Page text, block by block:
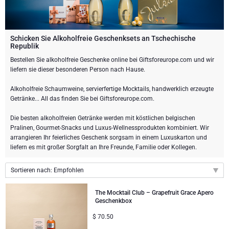
Exklusive Champagner-Geschenke
Schicken Sie eine Flasche Champagner
Merk
Dom Perignon Champagner
Moet & Chandon Champagner
Pommery Champagner
Veuve Clicquot Geschenke
Lanson Champagner
Weingeschenke
Schicken Sie eine Flasche Wein
Sekt Geschenke
Geschenke mit Schokolade und Wein
ANDERE GETRÄNKE
Schicken Sie eine Flasche Champagner
Sekt Geschenke
SCHOKOLADE
Schokoladen Geschenke
Sweet Gifts
Neuhaus Schokoladen
Godiva Schokoladen
Corné Port-Royal Belgische Schokoladen
GOURMET GESCHENKE
Atelier Rebul
Atelier Rebul
Corné Port-Royal Belgische Schokoladen
Dom Perignon Champagner
PREIS
Luxusgeschenke
Populäre Geschenke
FIRMENGESCHENKE
Schicken Sie Alkoholfreie Geschenksets an Tschechische
Republik
Bestellen Sie alkoholfreie Geschenke online bei Giftsforeurope.com und wir
liefern sie dieser besonderen Person nach Hause.
Alkoholfreie Schaumweine, servierfertige Mocktails, handwerklich erzeugte
Getränke... All das finden Sie bei Giftsforeurope.com.
Die besten alkoholfreien Getränke werden mit köstlichen belgischen
Pralinen, Gourmet-Snacks und Luxus-Wellnessprodukten kombiniert. Wir
arrangieren Ihr feierliches Geschenk sorgsam in einem Luxuskarton und
liefern es mit großer Sorgfalt an Ihre Freunde, Familie oder Kollegen.
Sortieren nach: Empfohlen
Preis: niedrigster zuerst
The Mocktail Club – Grapefruit Grace Apero
Geschenkbox
$ 70.50